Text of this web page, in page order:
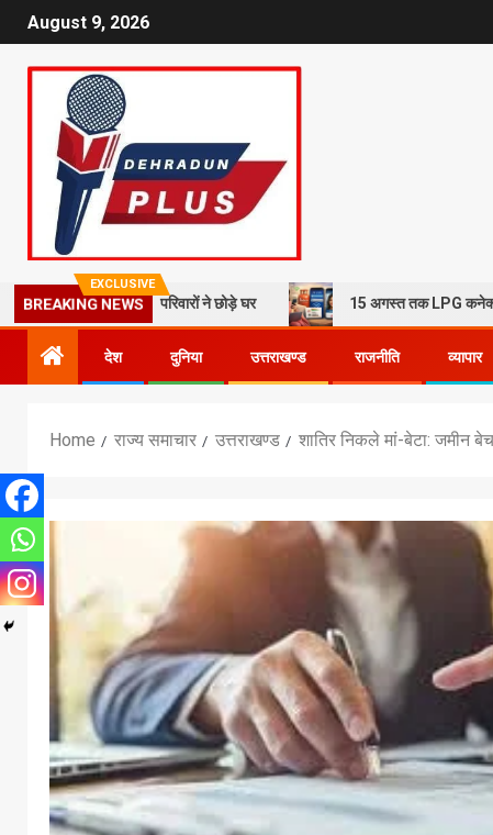
August 9, 2026
EXCLUSIVE
BREAKING NEWS
दहशत, 10 परिवारों ने छोड़े घर 15 अगस्त तक LPG कनेक्शन की e-KYC
देश दुनिया उत्तराखण्ड राजनीति व्यापार
Home राज्य समाचार उत्तराखण्ड शातिर निकले मां-बेटा: जमीन